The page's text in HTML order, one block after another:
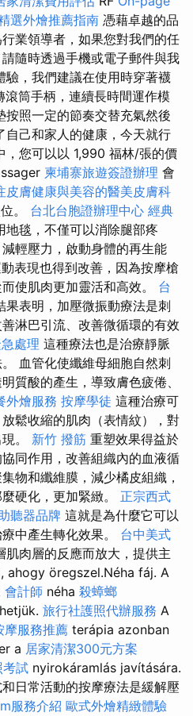
選外燴推薦指南 憑藉卓越的品
業領導者，如果您對我們的任
隨時透過手機或電子郵件與我
，我們建議在使用時穿著襪
筒手柄，連續長時間運作模
照一定的節奏交替充氣然後
自己和家人的健康，今天就行
，您可以以 1,990 福林/張的價
柬埔寨旅遊簽證辦理 會
皮膚健康與美容的醫美皮膚科
。 台北台胞證辦理中心 經典
地毯，不僅可以消除腿部疼
輕壓力，啟動身體的再生能
表現也得到改善，因為按摩槍
使肌肉更加靈活和高效。 台
果表明，加壓微振動療法是刺
淋巴引流、改善微循環的有效
處理 這種療法也是治療靜脈
血管化使纖維母細胞自然刺
質酸的產生，導致膚色疲倦、
外燴服務 按摩學徒 這種治療可
鬆收縮的肌肉（表情紋），對
。 新竹 撥筋 重塑效果得益於
同作用，改善組織內的血液循
物和纖維膜，減少橘皮組織，
硬化，更加緊緻。 正宗西式
聽器品牌 這就是為什麼它可以
中產生轉化效果。 台中美式
肌肉層的反應而放大，提供主
ahogy öregszel.Néha fáj. A
會計師 néha 殺蟑螂
旅行社護照代辦服務 A
摩服務推薦 terápia azonban
a 居家清潔300元方案
考試 nyirokáramlás javítására.
日常活動的按摩療法是緩解壓
服務介紹 歐式外燴精緻體驗